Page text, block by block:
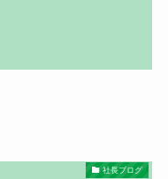
社長ブログ